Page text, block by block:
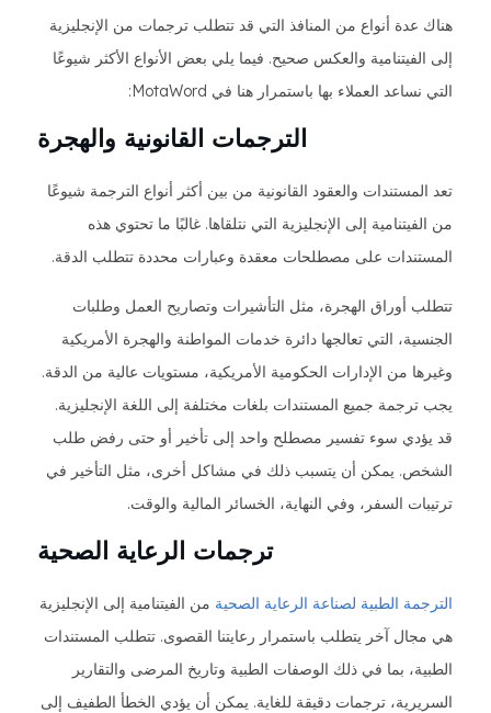
هناك عدة أنواع من المنافذ التي قد تتطلب ترجمات من الإنجليزية
إلى الفيتنامية والعكس صحيح. فيما يلي بعض الأنواع الأكثر شيوعًا
التي نساعد العملاء بها باستمرار هنا في MotaWord:
الترجمات القانونية والهجرة
تعد المستندات والعقود القانونية من بين أكثر أنواع الترجمة شيوعًا
من الفيتنامية إلى الإنجليزية التي نتلقاها. غالبًا ما تحتوي هذه
المستندات على مصطلحات معقدة وعبارات محددة تتطلب الدقة.
تتطلب أوراق الهجرة، مثل التأشيرات وتصاريح العمل وطلبات
الجنسية، التي تعالجها دائرة خدمات المواطنة والهجرة الأمريكية
وغيرها من الإدارات الحكومية الأمريكية، مستويات عالية من الدقة.
يجب ترجمة جميع المستندات بلغات مختلفة إلى اللغة الإنجليزية.
قد يؤدي سوء تفسير مصطلح واحد إلى تأخير أو حتى رفض طلب
الشخص. يمكن أن يتسبب ذلك في مشاكل أخرى، مثل التأخير في
ترتيبات السفر، وفي النهاية، الخسائر المالية والوقت.
ترجمات الرعاية الصحية
الترجمة الطبية لصناعة الرعاية الصحية من الفيتنامية إلى الإنجليزية
هي مجال آخر يتطلب باستمرار رعايتنا القصوى. تتطلب المستندات
الطبية، بما في ذلك الوصفات الطبية وتاريخ المرضى والتقارير
السريرية، ترجمات دقيقة للغاية. يمكن أن يؤدي الخطأ الطفيف إلى